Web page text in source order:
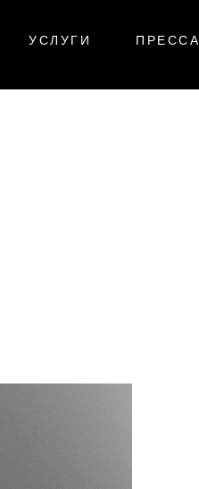
УСЛУГИ ПРЕССА